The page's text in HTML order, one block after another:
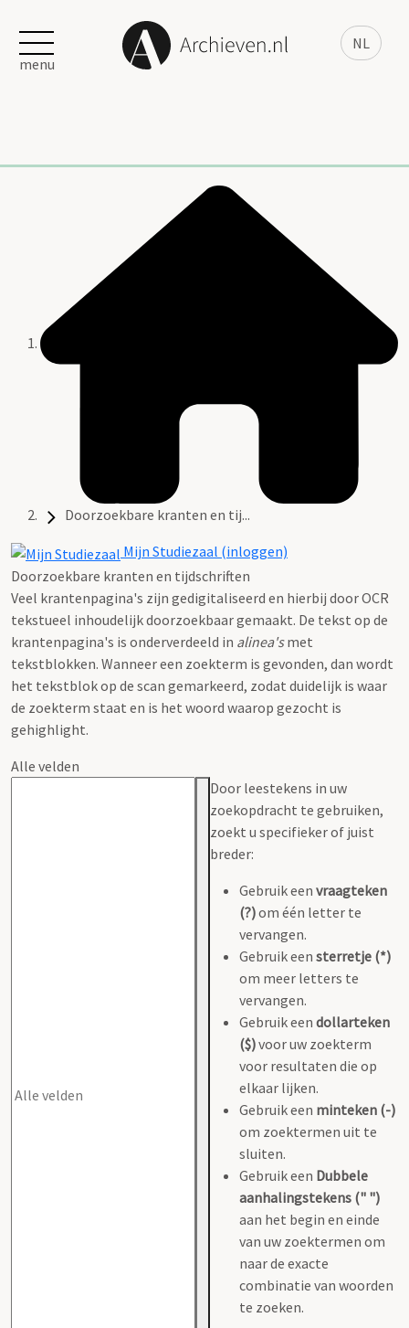
NL
menu
Doorzoekbare kranten en tij...
Mijn Studiezaal (inloggen)
Doorzoekbare kranten en tijdschriften
Veel krantenpagina's zijn gedigitaliseerd en hierbij door OCR
tekstueel inhoudelijk doorzoekbaar gemaakt. De tekst op de
krantenpagina's is onderverdeeld in alinea'smet
tekstblokken. Wanneer een zoekterm is gevonden, dan wordt
het tekstblok op de scan gemarkeerd, zodat duidelijk is waar
de zoekterm staat en is het woord waarop gezocht is
gehighlight.
Alle velden
Door leestekens in uw
zoekopdracht te gebruiken,
zoekt u specifieker of juist
breder:
Gebruik een vraagteken
(?)om één letter te
vervangen.
Gebruik een sterretje (*)
om meer letters te
vervangen.
Gebruik een dollarteken
($)voor uw zoekterm
voor resultaten die op
elkaar lijken.
Gebruik een minteken (-)
om zoektermen uit te
sluiten.
Gebruik een Dubbele
aanhalingstekens (" ")
aan het begin en einde
van uw zoektermen om
naar de exacte
combinatie van woorden
te zoeken.